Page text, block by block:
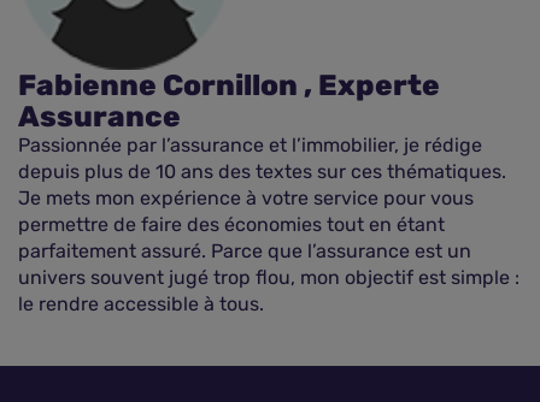
Fabienne Cornillon , Experte
Assurance
Passionnée par l’assurance et l’immobilier, je rédige
depuis plus de 10 ans des textes sur ces thématiques.
Je mets mon expérience à votre service pour vous
permettre de faire des économies tout en étant
parfaitement assuré. Parce que l’assurance est un
univers souvent jugé trop flou, mon objectif est simple :
le rendre accessible à tous.